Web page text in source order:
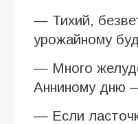
— Тихий,
урожайному
— Много
Анниному дню
— Если